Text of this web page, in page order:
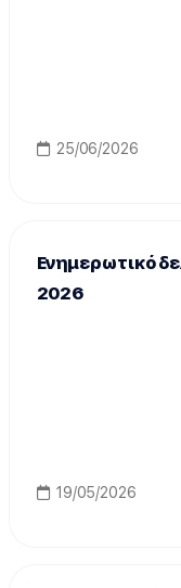
25/06/2026
Ενημερωτικό
2026
19/05/2026